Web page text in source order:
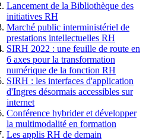
Lancement de la Bibliothèque des
initiatives RH
Marché public interministériel de
prestations intellectuelles RH
SIRH 2022 : une feuille de route en
6 axes pour la transformation
numérique de la fonction RH
SIRH : les interfaces d'application
d'Ingres désormais accessibles sur
internet
Conférence hybrider et développer
la multimodalité en formation
Les applis RH de demain